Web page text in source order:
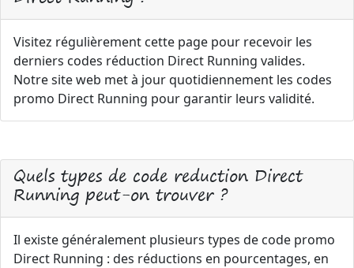
Visitez régulièrement cette page pour recevoir les
derniers codes réduction Direct Running valides.
Notre site web met à jour quotidiennement les codes
promo Direct Running pour garantir leurs validité.
Quels types de code reduction Direct
Running peut-on trouver ?
Il existe généralement plusieurs types de code promo
Direct Running : des réductions en pourcentages, en